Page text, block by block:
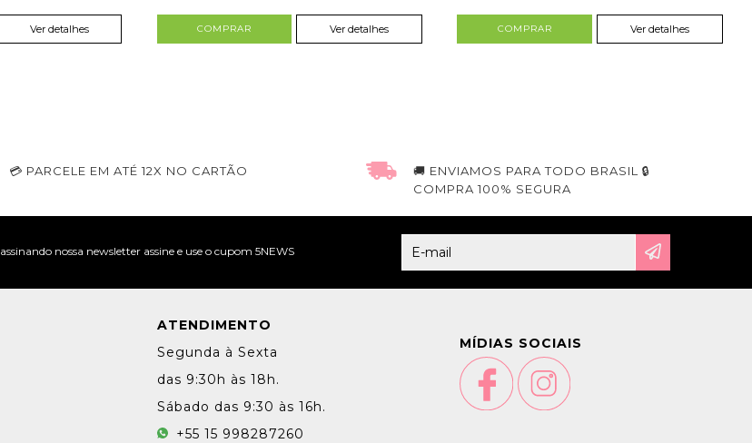
Ver detalhes COMPRAR Ver detalhes Ver detalhes
💳 PARCELE EM ATÉ 12X NO CARTÃO
🚚 ENVIAMOS PARA TODO BRASIL 🔒
COMPRA 100% SEGURA
assinando nossa newsletter assine e use o cupom 5NEWS
ATENDIMENTO
Segunda à Sexta
das 9:30h às 18h.
Sábado das 9:30 às 16h.
+55 15 998287260
MÍDIAS SOCIAIS